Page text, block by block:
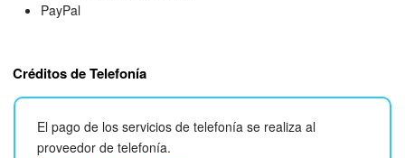
Contact center
CRM Analytics
BI Builder
PayPal
Créditos de Telefonía
El pago de los servicios de telefonía se realiza al
proveedor de telefonía.